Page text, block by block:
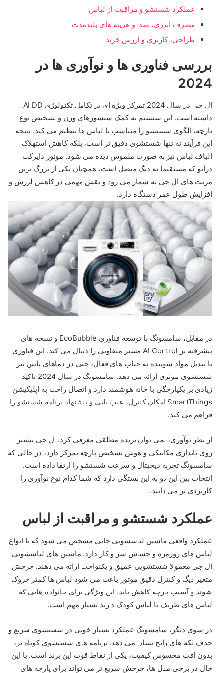
عملکرد شستشو و مراقبت از لباس
مصرف انرژی، صدا و هزینه های بلندمدت
طراحی، کاربری و ارزش خرید
بررسی فناوری ها و نوآوری ها در
2024
ال جی در سال 2024 تمرکز ویژه ای بر تکامل تکنولوژی AI DD
داشته است. این سیستم به کمک سنسورهای وزن و تشخیص نوع
پارچه، الگوی شستشو را متناسب با لباس ها تنظیم می کند. نتیجه
این فرآیند نه تنها شستشوی دقیق تر است، بلکه کاهش استهلاک
الیاف لباس نیز به صورت ملموس دیده می شود. موتور دایرکت
درایو که مستقیما به دیگ متصل است، همچنان یکی از بزرگ ترین
مزیت های ال جی به شمار می رود و نقش مهمی در کاهش لرزش و
افزایش طول عمر دستگاه دارد.
در مقابل، سامسونگ با توسعه فناوری EcoBubble و نسخه های
پیشرفته تر AI Control مسیر متفاوتی را دنبال می کند. این فناوری
با تبدیل مواد شوینده به حباب های فعال، حتی در دماهای پایین نیز
شستشوی موثری ارائه می دهد. سامسونگ در سال 2024 تاکید
زیادی بر یکپارچگی با خانه هوشمند دارد و اتصال راحت به اپلیکیشن
SmartThings امکان کنترل، عیب یابی و پیشنهاد برنامه شستشو را
فراهم می کند.
از نظر نوآوری، نمی توان برنده مطلقی معرفی کرد. ال جی بیشتر
روی پایداری مکانیکی و هوش تشخیص پارچه تمرکز دارد، در حالی که
سامسونگ تجربه دیجیتال و سرعت شستشو را ارتقا داده است.
انتخاب بین این دو به این بستگی دارد که شما کدام نوع نوآوری را
کاربردی تر می دانید.
عملکرد شستشو و مراقبت از لباس
عملکرد واقعی ماشین لباسشویی جایی مشخص می شود که با انواع
لباس های روزمره و حساس سر و کار دارد. ماشین های لباسشویی
ال جی معمولا شستشویی عمیق و یکنواخت ارائه می دهند. چرخش
متغیر دیگ و کنترل دقیق موتور باعث می شود لباس ها کمتر چروک
شوند و آسیب پارچه کاهش یابد. این ویژگی برای خانواده هایی که
لباس های ظریف یا لباس کودک دارند بسیار مهم است.
در سوی دیگر، سامسونگ عملکرد بسیار خوبی در شستشوی سریع و
حذف لکه های رایج نشان می دهد. برنامه های شستشوی کوتاه تر،
بدون افت محسوس کیفیت، یکی از نقاط قوت این برند است. با این
حال در برخی مدل ها، چرخش سریع تر می تواند برای پارچه های